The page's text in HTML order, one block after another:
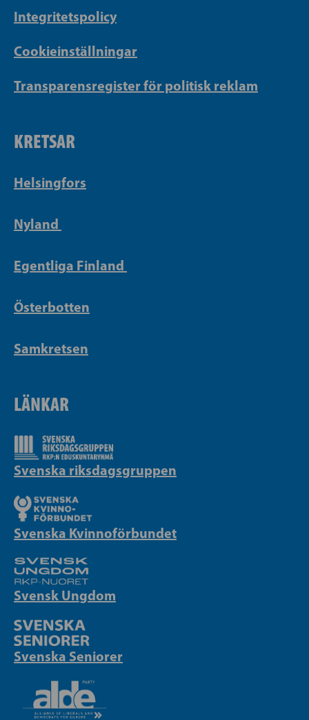
Integritetspolicy
Cookieinställningar
Transparensregister för politisk reklam
KRETSAR
Helsingfors
Nyland
Egentliga Finland
Österbotten
Samkretsen
LÄNKAR
Svenska riksdagsgruppen
Svenska Kvinnoförbundet
Svensk Ungdom
Svenska Seniorer